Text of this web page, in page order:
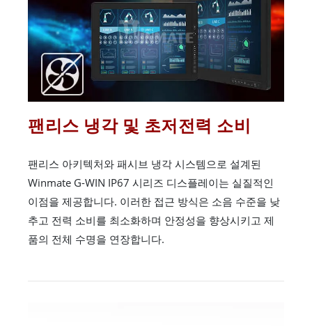
팬리스 냉각 및 초저전력 소비
팬리스 아키텍처와 패시브 냉각 시스템으로 설계된
Winmate G-WIN IP67 시리즈 디스플레이는 실질적인
이점을 제공합니다. 이러한 접근 방식은 소음 수준을 낮
추고 전력 소비를 최소화하며 안정성을 향상시키고 제
품의 전체 수명을 연장합니다.